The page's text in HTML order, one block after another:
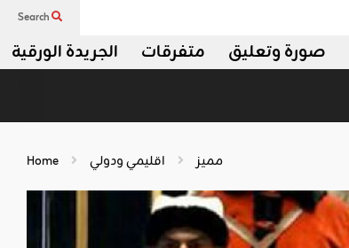
Search
الجريدة الورقية متفرقات صورة وتعليق
Home مميز اقليمي ودولي